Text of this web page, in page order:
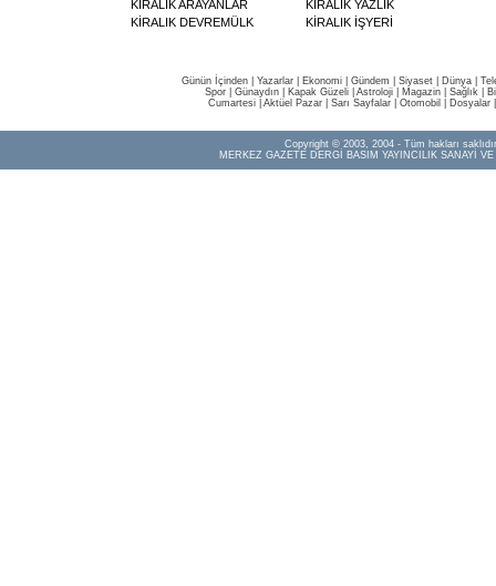
KİRALIK ARAYANLAR
KİRALIK DEVREMÜLK
KİRALIK YAZLIK
KİRALIK İŞYERİ
Günün İçinden Yazarlar Ekonomi Gündem Siyaset Dünya |
Spor
Günaydın Kapak Güzeli Astroloji Magazin Sağlık
Cumartesi| Aktüel Pazar| Sarı Sayfalar| Otomobil Dosyalar
Copyright © 2003, 2004 - Tüm hakları
MERKEZ GAZETE DERGİ BASIM YAYINCILIK SANAYİ